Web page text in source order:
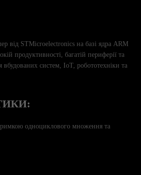
від STMicroelectronics на базі ядра ARM
продуктивності, багатій периферії та
систем, IoT, робототехніки та
одноциклового множення та